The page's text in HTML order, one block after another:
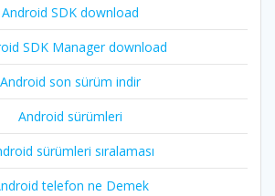
Android SDK download
SDK Manager download
Android son sürüm indir
Android sürümleri
sürümleri sıralaması
telefon ne Demek